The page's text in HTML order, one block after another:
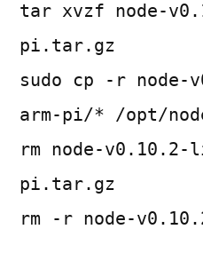
tar xvzf node-
pi.tar.gz
sudo cp -r node-
arm-pi/* /opt/
rm node-v0.10.2-
pi.tar.gz
rm -r node-